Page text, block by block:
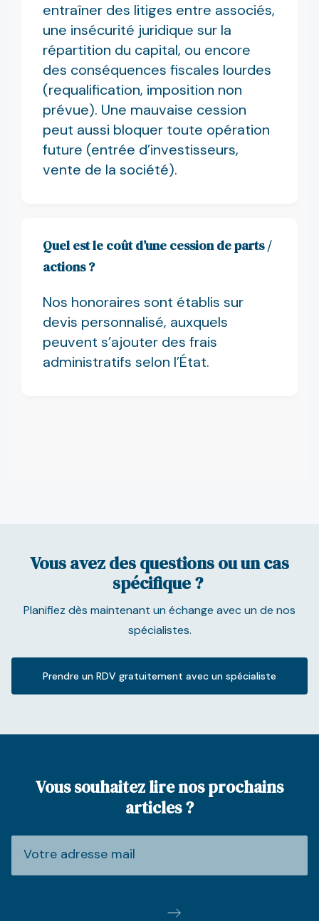
entraîner des litiges entre associés,
une insécurité juridique sur la
répartition du capital, ou encore
des conséquences fiscales lourdes
(requalification, imposition non
prévue). Une mauvaise cession
peut aussi bloquer toute opération
future (entrée d’investisseurs,
vente de la société).
Quel est le coût d’une cession de parts /
actions ?
Nos honoraires sont établis sur
devis personnalisé, auxquels
peuvent s’ajouter des frais
administratifs selon l’État.
Vous avez des questions ou un cas
spécifique ?
Planifiez dès maintenant un échange avec un de nos
spécialistes.
Prendre un RDV gratuitement avec un spécialiste
Vous souhaitez lire nos prochains
articles ?